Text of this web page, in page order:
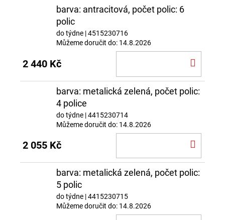
barva: antracitová, počet polic: 6
polic
do týdne | 4515230716
Můžeme doručit do: 14.8.2026
2 440 Kč
barva: metalická zelená, počet polic:
4 police
do týdne | 4415230714
Můžeme doručit do: 14.8.2026
2 055 Kč
barva: metalická zelená, počet polic:
5 polic
do týdne | 4415230715
Můžeme doručit do: 14.8.2026